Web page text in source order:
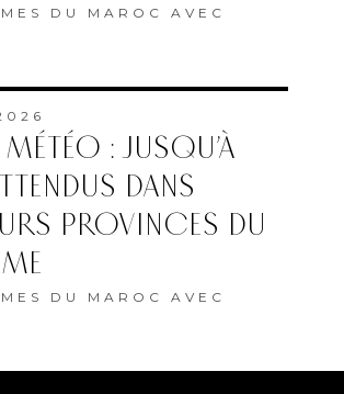
DU MAROC AVEC
MÉTÉO : JUSQU’À
DANS
PROVINCES DU
DU MAROC AVEC